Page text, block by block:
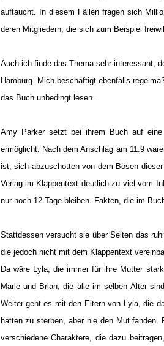
auftaucht. In diesem Fällen fragen sich
deren Mitgliedern, die sich zum Beispiel
Auch ich finde das Thema sehr interessant,
Hamburg. Mich beschäftigt ebenfalls
das Buch unbedingt lesen.
Amy Parker setzt bei ihrem Buch auf
ermöglicht. Nach dem Anschlag am 11.9
ist, sich abzuschotten von dem Bösen
Verlag im Klappentext deutlich zu viel vom
nur noch 12 Tage bleiben. Fakten, die im
Stattdessen versucht sie über Seiten das
die jedoch nicht mit dem Klappentext
Da wäre Lyla, die immer für ihre Mutter
Marie und Brian, die alle im selben Alter
Weiter geht es mit den Eltern von Lyla, die
hatten zu sterben, aber nie den Mut
verschiedene Charaktere, die dazu